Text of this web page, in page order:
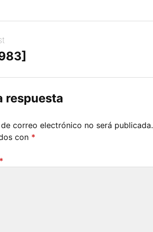
respuesta
correo electrónico no será publicada.
con *
*